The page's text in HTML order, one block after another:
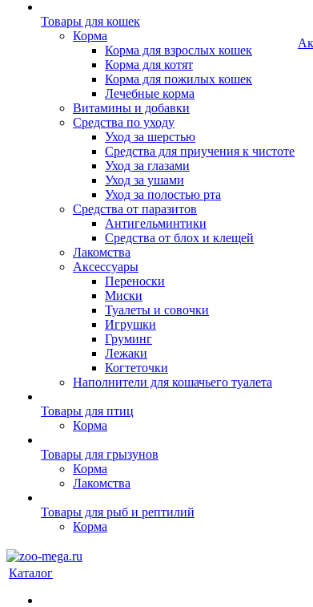
Товары для кошек
Корма
Корма для взрослых кошек
Корма для котят
Корма для пожилых кошек
Лечебные корма
Витамины и добавки
Средства по уходу
Уход за шерстью
Средства для приучения к чистоте
Уход за глазами
Уход за ушами
Уход за полостью рта
Средства от паразитов
Антигельминтики
Средства от блох и клещей
Лакомства
Аксессуары
Переноски
Миски
Туалеты и совочки
Игрушки
Груминг
Лежаки
Когтеточки
Наполнители для кошачьего туалета
Товары для птиц
Корма
Товары для грызунов
Корма
Лакомства
Товары для рыб и рептилий
Корма
Каталог